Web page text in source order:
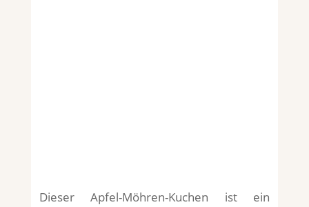
Dieser Apfel-Möhren-Kuchen ist ein